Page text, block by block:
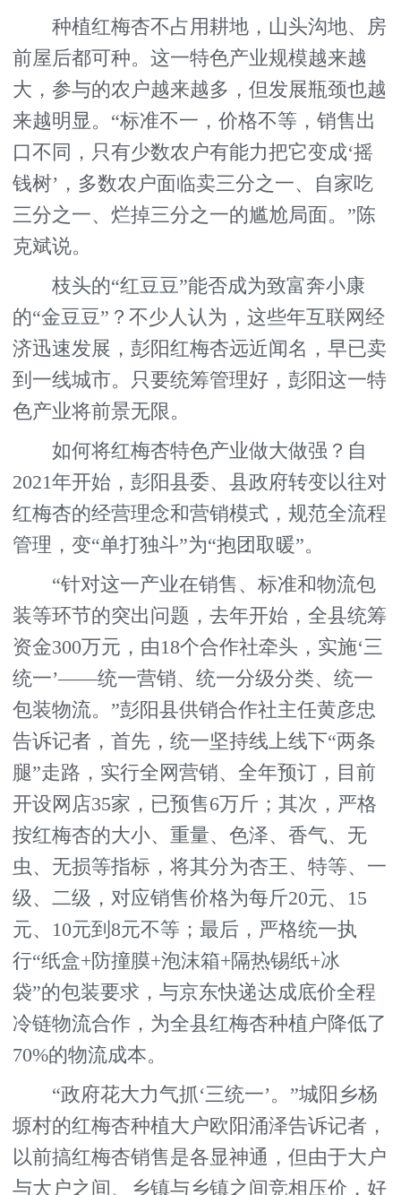
种植红梅杏不占用耕地，山头沟地、房
前屋后都可种。这一特色产业规模越来越
大，参与的农户越来越多，但发展瓶颈也越
来越明显。“标准不一，价格不等，销售出
口不同，只有少数农户有能力把它变成‘摇
钱树’，多数农户面临卖三分之一、自家吃
三分之一、烂掉三分之一的尴尬局面。”陈
克斌说。
枝头的“红豆豆”能否成为致富奔小康
的“金豆豆”？不少人认为，这些年互联网经
济迅速发展，彭阳红梅杏远近闻名，早已卖
到一线城市。只要统筹管理好，彭阳这一特
色产业将前景无限。
如何将红梅杏特色产业做大做强？自
2021年开始，彭阳县委、县政府转变以往对
红梅杏的经营理念和营销模式，规范全流程
管理，变“单打独斗”为“抱团取暖”。
“针对这一产业在销售、标准和物流包
装等环节的突出问题，去年开始，全县统筹
资金300万元，由18个合作社牵头，实施‘三
统一’——统一营销、统一分级分类、统一
包装物流。”彭阳县供销合作社主任黄彦忠
告诉记者，首先，统一坚持线上线下“两条
腿”走路，实行全网营销、全年预订，目前
开设网店35家，已预售6万斤；其次，严格
按红梅杏的大小、重量、色泽、香气、无
虫、无损等指标，将其分为杏王、特等、一
级、二级，对应销售价格为每斤20元、15
元、10元到8元不等；最后，严格统一执
行“纸盒+防撞膜+泡沫箱+隔热锡纸+冰
袋”的包装要求，与京东快递达成底价全程
冷链物流合作，为全县红梅杏种植户降低了
70%的物流成本。
“政府花大力气抓‘三统一’。”城阳乡杨
塬村的红梅杏种植大户欧阳涌泽告诉记者，
以前搞红梅杏销售是各显神通，但由于大户
与大户之间、乡镇与乡镇之间竞相压价，好